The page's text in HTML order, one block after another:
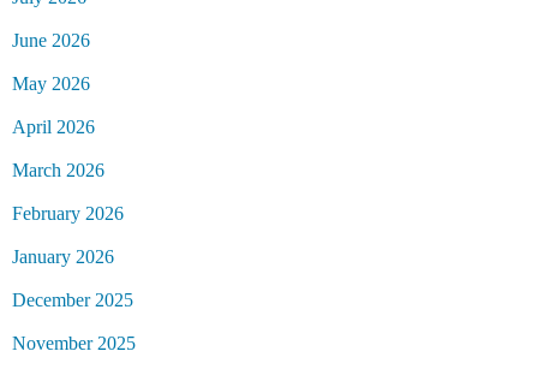
June 2026
May 2026
April 2026
March 2026
February 2026
January 2026
December 2025
November 2025